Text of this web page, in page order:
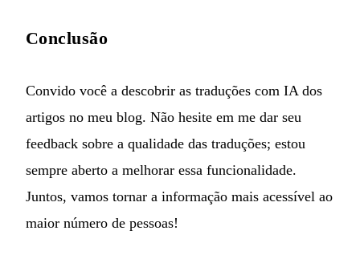
Conclusão
Convido você a descobrir as traduções com IA dos
artigos no meu blog. Não hesite em me dar seu
feedback sobre a qualidade das traduções; estou
sempre aberto a melhorar essa funcionalidade.
Juntos, vamos tornar a informação mais acessível ao
maior número de pessoas!